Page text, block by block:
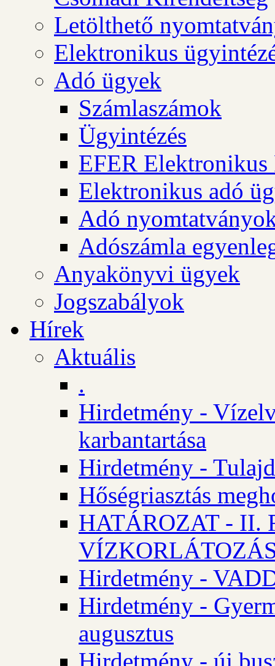
Letölthető
Elektronikus
Adó ügyek
Számlaszámok
Ügyintézés
EFER Elektronikus
Elektronikus adó
Adó
Adószámla
Anyakönyvi ügyek
Jogszabályok
Hírek
Aktuális
.
Hirdetmény -
karbantartása
Hirdetmény -
Hőségriasztás
HATÁROZAT - II.
Hirdetmény -
Hirdetmény -
augusztus